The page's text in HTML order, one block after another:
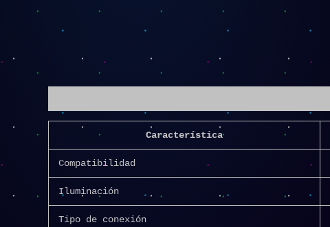
Característica
Compatibilidad
Iluminación
Tipo de conexión